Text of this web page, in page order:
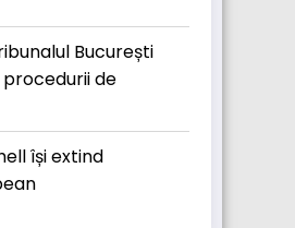
București
de
își extind